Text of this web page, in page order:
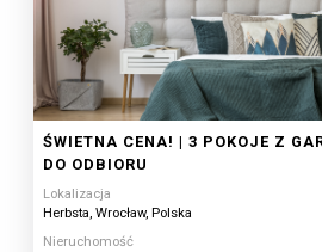
ŚWIETNA CENA! | 3 POKOJE Z
DO ODBIORU
Lokalizacja
Herbsta, Wrocław, Polska
Nieruchomość